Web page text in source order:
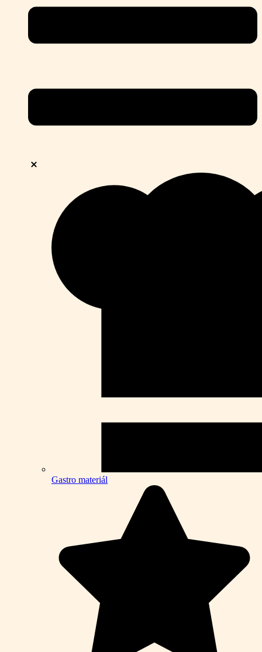
Gastro materiál